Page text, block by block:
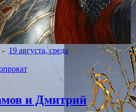
- 19 августа, среда
и Дмитрий